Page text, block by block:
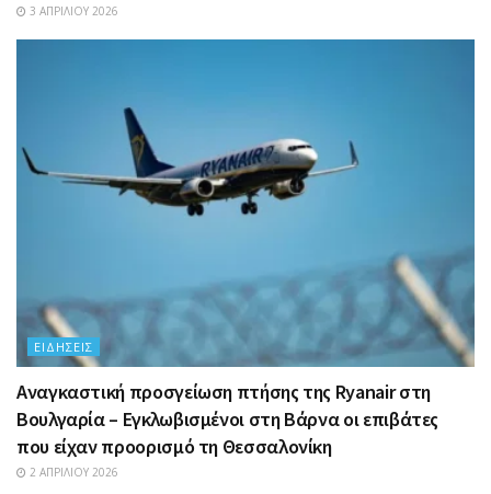
3 ΑΠΡΙΛΊΟΥ 2026
ΕΙΔΉΣΕΙΣ
Αναγκαστική προσγείωση πτήσης της Ryanair στη
Βουλγαρία – Εγκλωβισμένοι στη Βάρνα οι επιβάτες
που είχαν προορισμό τη Θεσσαλονίκη
2 ΑΠΡΙΛΊΟΥ 2026